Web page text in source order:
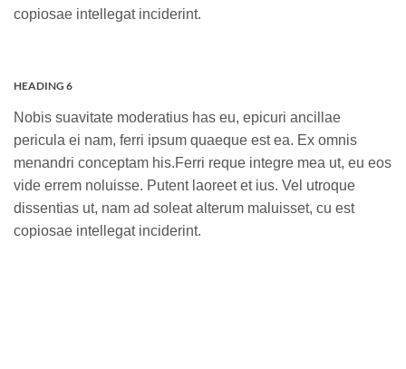
copiosae intellegat inciderint.
HEADING 6
Nobis suavitate moderatius has eu, epicuri ancillae
pericula ei nam, ferri ipsum quaeque est ea. Ex omnis
menandri conceptam his.Ferri reque integre mea ut, eu eos
vide errem noluisse. Putent laoreet et ius. Vel utroque
dissentias ut, nam ad soleat alterum maluisset, cu est
copiosae intellegat inciderint.